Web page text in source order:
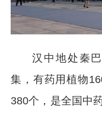
汉中地处秦
集，有药用植物
380个，是全国中